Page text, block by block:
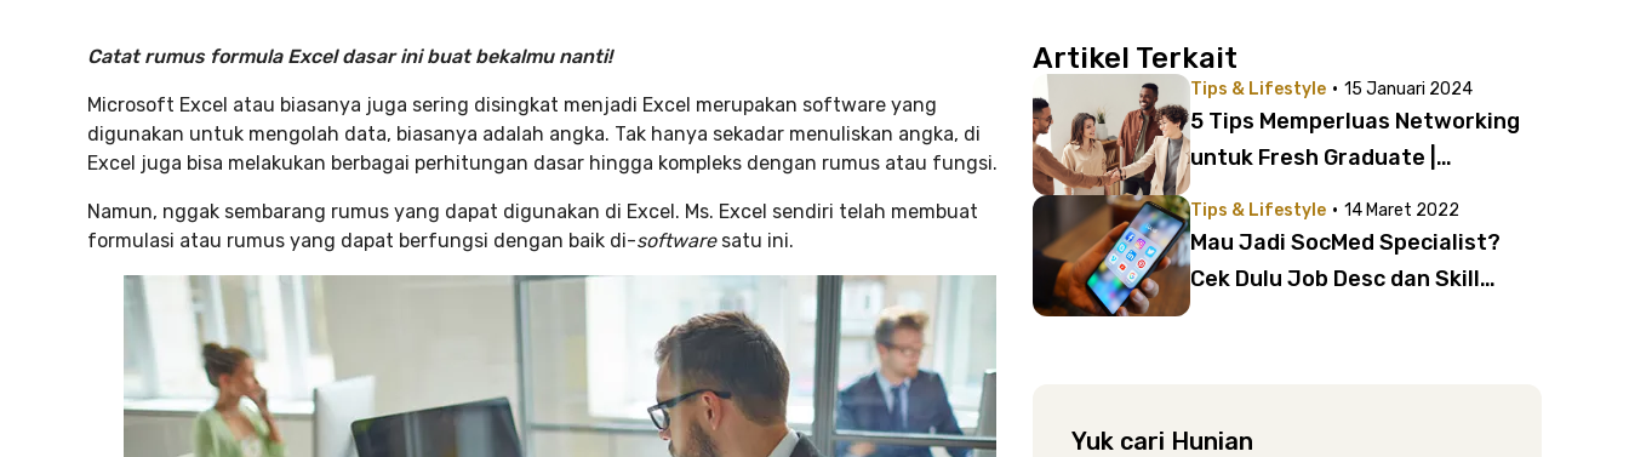
Catat rumus formula Excel dasar ini buat bekalmu nanti!
Microsoft Excel atau biasanya juga sering disingkat menjadi Excel merupakan software yang
digunakan untuk mengolah data, biasanya adalah angka. Tak hanya sekadar menuliskan angka, di
Excel juga bisa melakukan berbagai perhitungan dasar hingga kompleks dengan rumus atau fungsi.
Namun, nggak sembarang rumus yang dapat digunakan di Excel. Ms. Excel sendiri telah membuat
formulasi atau rumus yang dapat berfungsi dengan baik di-softwaresatu ini.
Artikel Terkait
Tips & Lifestyle · 15 Januari 2024
5 Tips Memperluas Networking
untuk Fresh Graduate |
Tips & Lifestyle · 14 Maret 2022
Mau Jadi SocMed Specialist?
Cek Dulu Job Desc dan Skill
Yuk cari Hunian